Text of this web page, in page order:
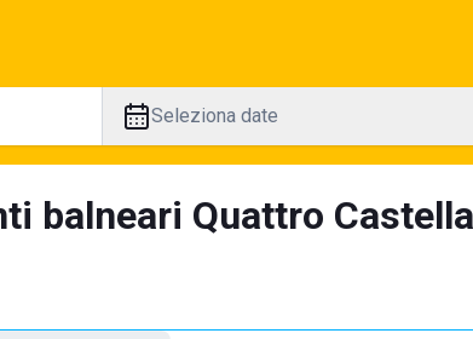
Seleziona date
balneari Quattro